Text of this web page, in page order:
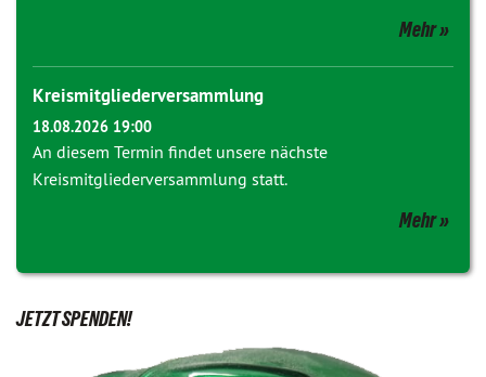
Mehr
Kreismitgliederversammlung
18.08.2026 19:00
An diesem Termin findet unsere nächste
Kreismitgliederversammlung statt.
Mehr
JETZT SPENDEN!